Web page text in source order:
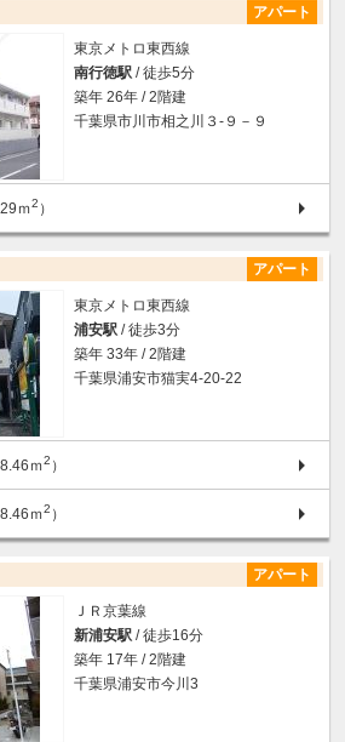
アパート
東京メトロ東西線
南行徳駅 / 徒歩5分
築年 26年 / 2階建
千葉県市川市相之川３-９－９
ｍ2 ）
アパート
東京メトロ東西線
浦安駅 / 徒歩3分
築年 33年 / 2階建
千葉県浦安市猫実4-20-22
ｍ2 ）
ｍ2 ）
アパート
ＪＲ京葉線
新浦安駅 / 徒歩16分
築年 17年 / 2階建
千葉県浦安市今川3